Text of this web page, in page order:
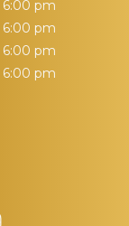
6:00 pm
6:00 pm
6:00 pm
6:00 pm